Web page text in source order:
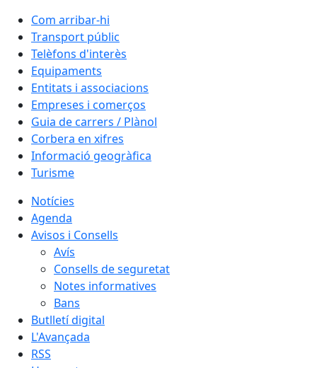
Com arribar-hi
Transport públic
Telèfons d'interès
Equipaments
Entitats i associacions
Empreses i comerços
Guia de carrers / Plànol
Corbera en xifres
Informació geogràfica
Turisme
Notícies
Agenda
Avisos i Consells
Avís
Consells de seguretat
Notes informatives
Bans
Butlletí digital
L'Avançada
RSS